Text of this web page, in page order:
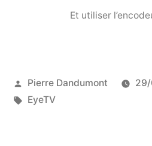
Et utiliser
Publié
par
Pierre Dandumont
Étiquettes :
EyeTV